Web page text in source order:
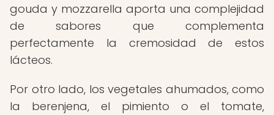
gouda y mozzarella aporta una complejidad
de sabores que complementa
perfectamente la cremosidad de estos
lácteos.
Por otro lado, los vegetales ahumados, como
la berenjena, el pimiento o el tomate,